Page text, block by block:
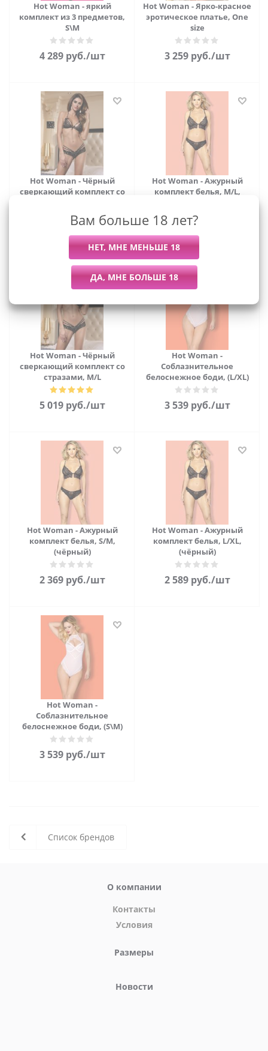
Hot Woman - яркий
комплект из 3 предметов,
S\M
4 289 руб./шт
Hot Woman - Ярко-красное
эротическое платье, One
size
3 259 руб./шт
Hot Woman - Чёрный
сверкающий комплект со
Hot Woman - Ажурный
комплект белья, M/L,
Hot Woman - Чёрный
сверкающий комплект со
стразами, M/L
5 019 руб./шт
Hot Woman -
Соблазнительное
белоснежное боди, (L/XL)
3 539 руб./шт
Hot Woman - Ажурный
комплект белья, S/M,
(чёрный)
2 369 руб./шт
Hot Woman - Ажурный
комплект белья, L/XL,
(чёрный)
2 589 руб./шт
Hot Woman -
Соблазнительное
белоснежное боди, (S\M)
3 539 руб./шт
Список брендов
О компании
Контакты
Условия
Размеры
Новости
Вам больше 18 лет?